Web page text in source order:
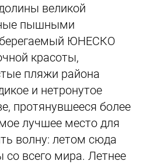
великой
пышными
ЮНЕСКО
красоты,
пляжи района
и нетронутое
протянувшееся более
лучшее место для
волну: летом сюда
со всего мира. Летнее